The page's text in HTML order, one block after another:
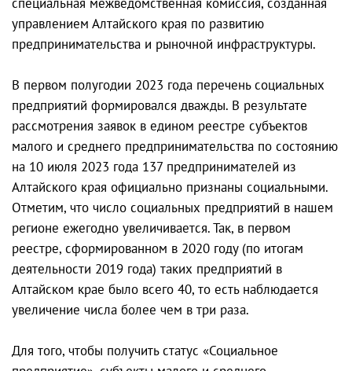
управлением Алтайского края по развитию
предпринимательства и рыночной инфраструктуры.
В первом полугодии 2023 года перечень социальных
предприятий формировался дважды. В результате
рассмотрения заявок в едином реестре субъектов
малого и среднего предпринимательства по состоянию
на 10 июля 2023 года 137 предпринимателей из
Алтайского края официально признаны социальными.
Отметим, что число социальных предприятий в нашем
регионе ежегодно увеличивается. Так, в первом
реестре, сформированном в 2020 году (по итогам
деятельности 2019 года) таких предприятий в
Алтайском крае было всего 40, то есть наблюдается
увеличение числа более чем в три раза.
Для того, чтобы получить статус «Социальное